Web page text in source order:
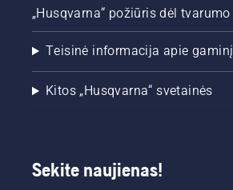
„Husqvarna“ požiūris dėl tvarumo
Teisinė informacija apie gaminį
Kitos „Husqvarna“ svetainės
Sekite naujienas!